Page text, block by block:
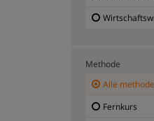
Methode
Alle methode
Fernkurs